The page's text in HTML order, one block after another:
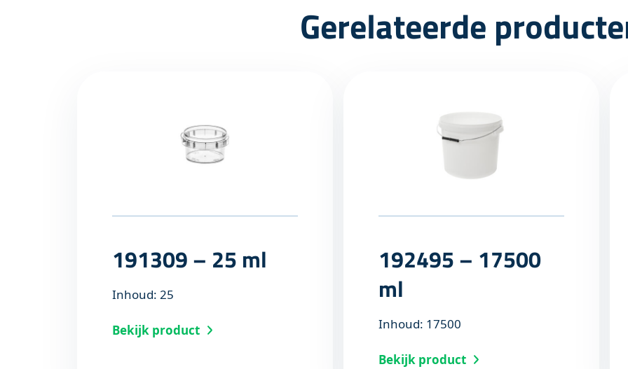
Gerelateerde
191309 – 25 ml
Inhoud: 25
Bekijk product
192495 – 17500
ml
Inhoud: 17500
Bekijk product